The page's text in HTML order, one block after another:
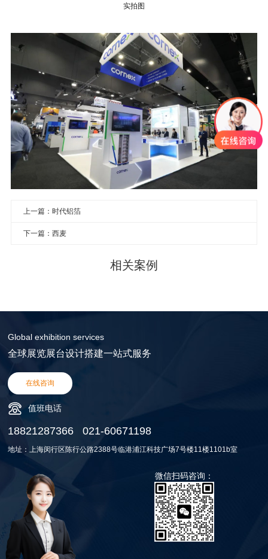
实拍图
上一篇：时代铝箔
下一篇：西麦
相关案例
Global exhibition services
全球展览展台设计搭建一站式服务
在线咨询
值班电话
18821287366 021-60671198
地址：上海闵行区陈行公路2388号临港浦江科技广场7号楼11楼1101b室
微信扫码咨询：